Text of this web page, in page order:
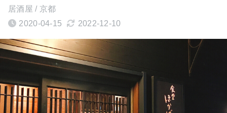
居酒屋 / 京都
2020-04-15
2022-12-10